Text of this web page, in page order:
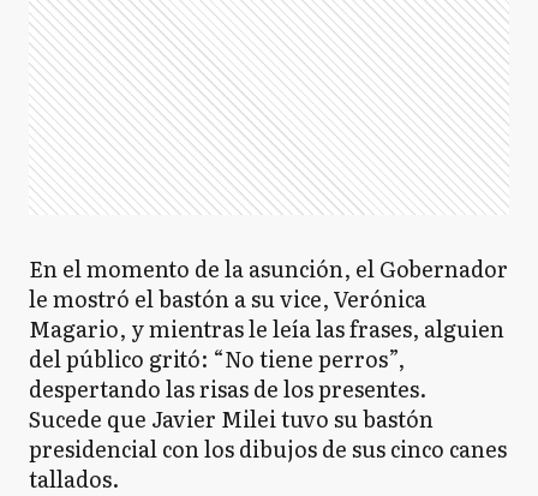
En el momento de la asunción, el Gobernador
le mostró el bastón a su vice, Verónica
Magario, y mientras le leía las frases, alguien
del público gritó: “No tiene perros”,
despertando las risas de los presentes.
Sucede que Javier Milei tuvo su bastón
presidencial con los dibujos de sus cinco canes
tallados.